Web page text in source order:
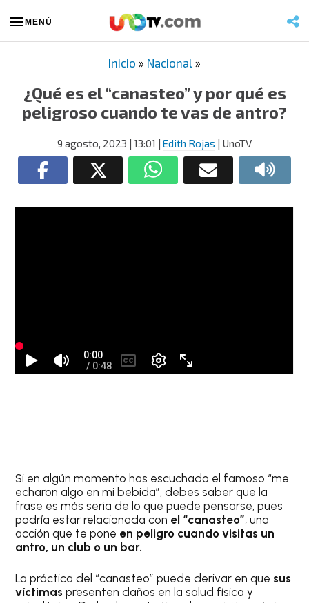
MENÚ
Inicio » Nacional »
¿Qué es el “canasteo” y por qué es
peligroso cuando te vas de antro?
9 agosto, 2023 | 13:01 | Edith Rojas | UnoTV
Si en algún momento has escuchado el famoso “me
echaron algo en mi bebida”, debes saber que la
frase es más seria de lo que puede pensarse, pues
podría estar relacionada con el “canasteo”, una
acción que te pone en peligro cuando visitas un
antro, un club o un bar.
La práctica del “canasteo” puede derivar en que sus
víctimas presenten daños en la salud física y